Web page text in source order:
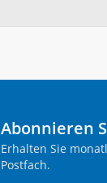
Abonnieren
Erhalten Sie
Postfach.